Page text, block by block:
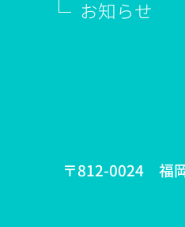
お知らせ
〒812-0024 福